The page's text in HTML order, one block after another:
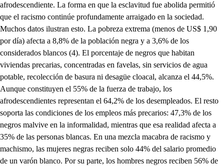
afrodescendiente. La forma en que la esclavitud fue abolida permitió
que el racismo continúe profundamente arraigado en la sociedad.
Muchos datos ilustran esto. La pobreza extrema (menos de US$ 1,90
por día) afecta a 8,8% de la población negra y a 3,6% de los
considerados blancos (4). El porcentaje de negros que habitan
viviendas precarias, concentradas en favelas, sin servicios de agua
potable, recolección de basura ni desagüe cloacal, alcanza el 44,5%.
Aunque constituyen el 55% de la fuerza de trabajo, los
afrodescendientes representan el 64,2% de los desempleados. El resto
soporta las condiciones de los empleos más precarios: 47,3% de los
negros malvive en la informalidad, mientras que esa realidad afecta a
35% de las personas blancas. En una mezcla macabra de racismo y
machismo, las mujeres negras reciben solo 44% del salario promedio
de un varón blanco. Por su parte, los hombres negros reciben 56% de